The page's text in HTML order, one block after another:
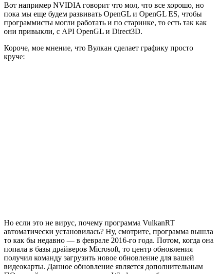
Вот например NVIDIA говорит что мол, что все хорошо, но
пока мы еще будем развивать OpenGL и OpenGL ES, чтобы
программисты могли работать и по старинке, то есть так как
они привыкли, с API OpenGL и Direct3D.
Короче, мое мнение, что Вулкан сделает графику просто
круче:
Но если это не вирус, почему программа VulkanRT
автоматически установилась? Ну, смотрите, программа вышла
то как бы недавно — в феврале 2016-го года. Потом, когда она
попала в базы драйверов Microsoft, то центр обновления
получил команду загрузить новое обновление для вашей
видеокарты. Данное обновление является дополнительным